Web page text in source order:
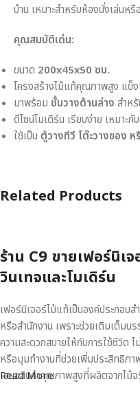
บ้าน เหมาะสำหรับห้องนั่งเล่นหรื
คุณสมบัติเด่น:
ขนาด 200x45x50 ซม.
โครงสร้างไม้แท้คุณภาพสูง แข็
มาพร้อม ชั้นวางด้านล่าง สำห
ดีไซน์โมเดิร์น เรียบง่าย เหมาะ
ใช้เป็น ตู้วางทีวี โต๊ะวางของ
Related Products
ร้าน C9 ขายเฟอร์นิเ
วินเทจและโมเดิร์น
เฟอร์นิเจอร์ไม้แท้เป็นองค์ประกอบ
หรือสำนักงาน เพราะช่วยเติมเต็ม
ความสะดวกสบายให้กับการใช้ชีวิต
หรือมุมทำงานที่ช่วยเพิ่มประสิทธิภา
เสนอสินค้าคุณภาพสูงที่ผลิตจากไม้
Read More